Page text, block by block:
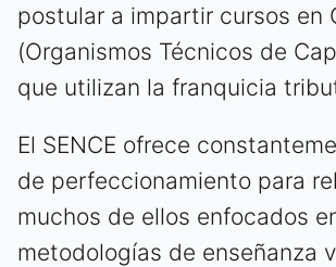
postular a impartir cursos en
(Organismos Técnicos de
que utilizan la franquicia
El SENCE ofrece
de perfeccionamiento para
muchos de ellos enfocados
metodologías de enseñanza